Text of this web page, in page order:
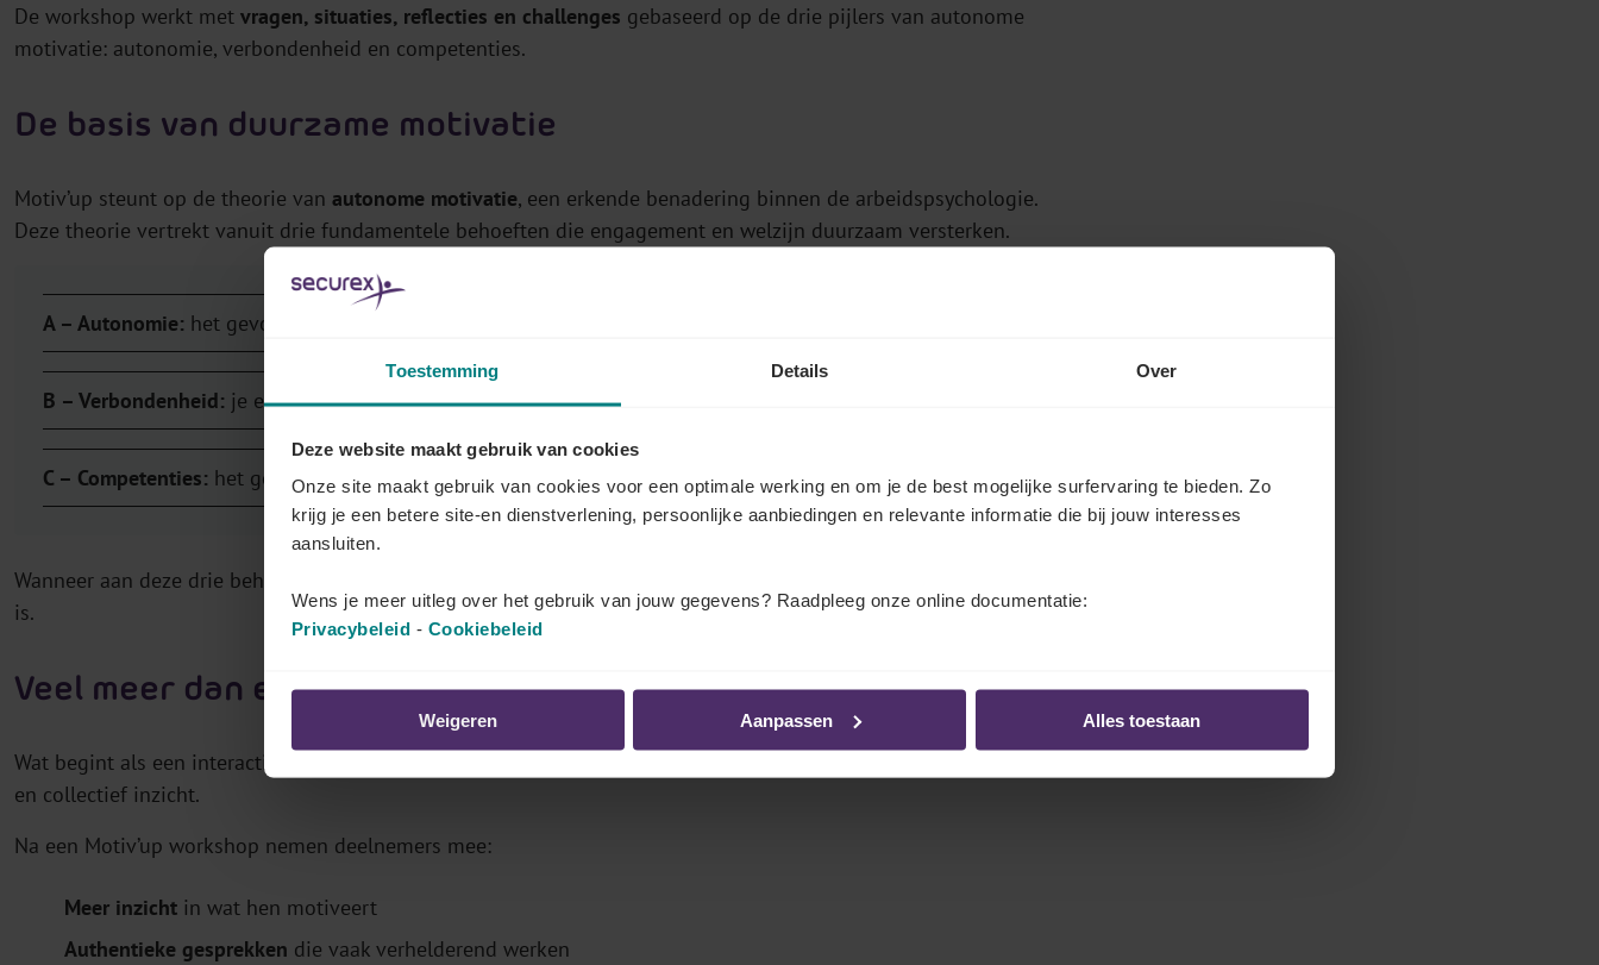
Toestemming Details Over
Deze website maakt gebruik van cookies
Onze site maakt gebruik van cookies voor een optimale werking en om je de best mogelijke surfervaring te bieden. Zo
krijg je een betere site-en dienstverlening, persoonlijke aanbiedingen en relevante informatie die bij jouw interesses
aansluiten.
Wens je meer uitleg over het gebruik van jouw gegevens? Raadpleeg onze online documentatie:
Privacybeleid - Cookiebeleid
Weigeren Aanpassen Alles toestaan
De workshop werkt met vragen, situaties, reflecties en challenges gebaseerd op de drie pijlers van autonome
motivatie: autonomie, verbondenheid en competenties.
De basis van duurzame motivatie
Motiv’up steunt op de theorie van autonome motivatie, een erkende benadering binnen de arbeidspsychologie.
Deze theorie vertrekt vanuit drie fundamentele behoeften die engagement en welzijn duurzaam versterken.
A – Autonomie: het gevoel hebben dat je impact hebt, keuzes kan maken en actief kan bijdragen
B – Verbondenheid: je erkend, gehoord en gesteund voelen binnen het team
C – Competenties: het gevoel hebben dat je groeit, bijleert en je talenten ontwikkelt
Wanneer aan deze drie behoeften wordt voldaan, ontstaat motivatie die
is.
Veel meer dan een speels teammoment
Wat begint als een interactieve en informele workshop, groeit al snel uit tot een sterk moment van uitwisseling
en collectief inzicht.
Na een Motiv’up workshop nemen deelnemers mee:
Meer inzicht in wat hen motiveert
Authentieke gesprekken die vaak verhelderend werken